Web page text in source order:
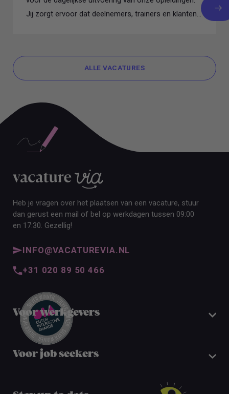
Jij zorgt ervoor dat deelnemers, trainers en klanten...
ALLE VACATURES
Heb je vragen over het plaatsen van een vacature, stuur
dan gerust een mail of bel op werkdagen tussen 09:00
en 17:30. Gezellig!
INFO@VACATUREVIA.NL
+31 020 89 50 466
Voor werkgevers
Voor job seekers